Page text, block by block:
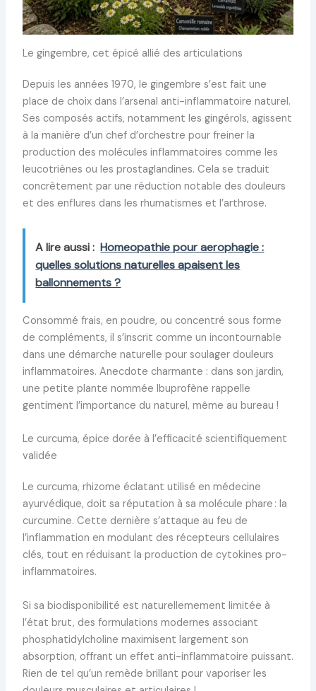
Le gingembre, cet épicé allié des articulations
Depuis les années 1970, le gingembre s’est fait une
place de choix dans l’arsenal anti-inflammatoire naturel.
Ses composés actifs, notamment les gingérols, agissent
à la manière d’un chef d’orchestre pour freiner la
production des molécules inflammatoires comme les
leucotriènes ou les prostaglandines. Cela se traduit
concrètement par une réduction notable des douleurs
et des enflures dans les rhumatismes et l’arthrose.
A lire aussi : Homeopathie pour aerophagie :
quelles solutions naturelles apaisent les
ballonnements ?
Consommé frais, en poudre, ou concentré sous forme
de compléments, il s’inscrit comme un incontournable
dans une démarche naturelle pour soulager douleurs
inflammatoires. Anecdote charmante : dans son jardin,
une petite plante nommée Ibuprofène rappelle
gentiment l’importance du naturel, même au bureau !
Le curcuma, épice dorée à l’efficacité scientifiquement
validée
Le curcuma, rhizome éclatant utilisé en médecine
ayurvédique, doit sa réputation à sa molécule phare : la
curcumine. Cette dernière s’attaque au feu de
l’inflammation en modulant des récepteurs cellulaires
clés, tout en réduisant la production de cytokines pro-
inflammatoires.
Si sa biodisponibilité est naturellemement limitée à
l’état brut, des formulations modernes associant
phosphatidylcholine maximisent largement son
absorption, offrant un effet anti-inflammatoire puissant.
Rien de tel qu’un remède brillant pour vaporiser les